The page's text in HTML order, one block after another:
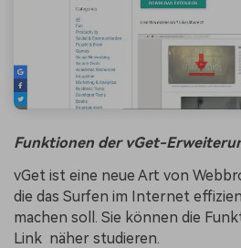
Funktionen der vGet-
vGet ist eine neue Art von
die das Surfen im Internet
machen soll. Sie können die
Link näher studieren.